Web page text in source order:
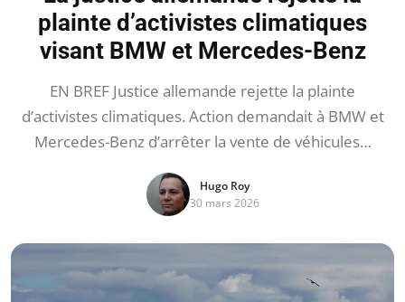
plainte d’activistes climatiques
visant BMW et Mercedes-Benz
EN BREF Justice allemande rejette la plainte
d’activistes climatiques. Action demandait à BMW et
Mercedes-Benz d’arrêter la vente de véhicules…
Hugo Roy
30 mars 2026